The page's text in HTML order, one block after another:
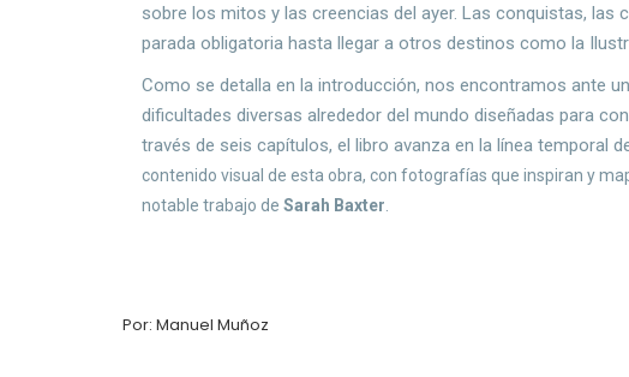
sobre los mitos y las creencias del ayer. Las conquistas, las
parada obligatoria hasta llegar a otros destinos como la
Como se detalla en la introducción, nos encontramos ante
dificultades diversas alrededor del mundo diseñadas para
través de seis capítulos, el libro avanza en la línea temporal
contenido visual de esta obra, con fotografías que inspiran y
notable trabajo de Sarah Baxter
Por: Manuel Muñoz